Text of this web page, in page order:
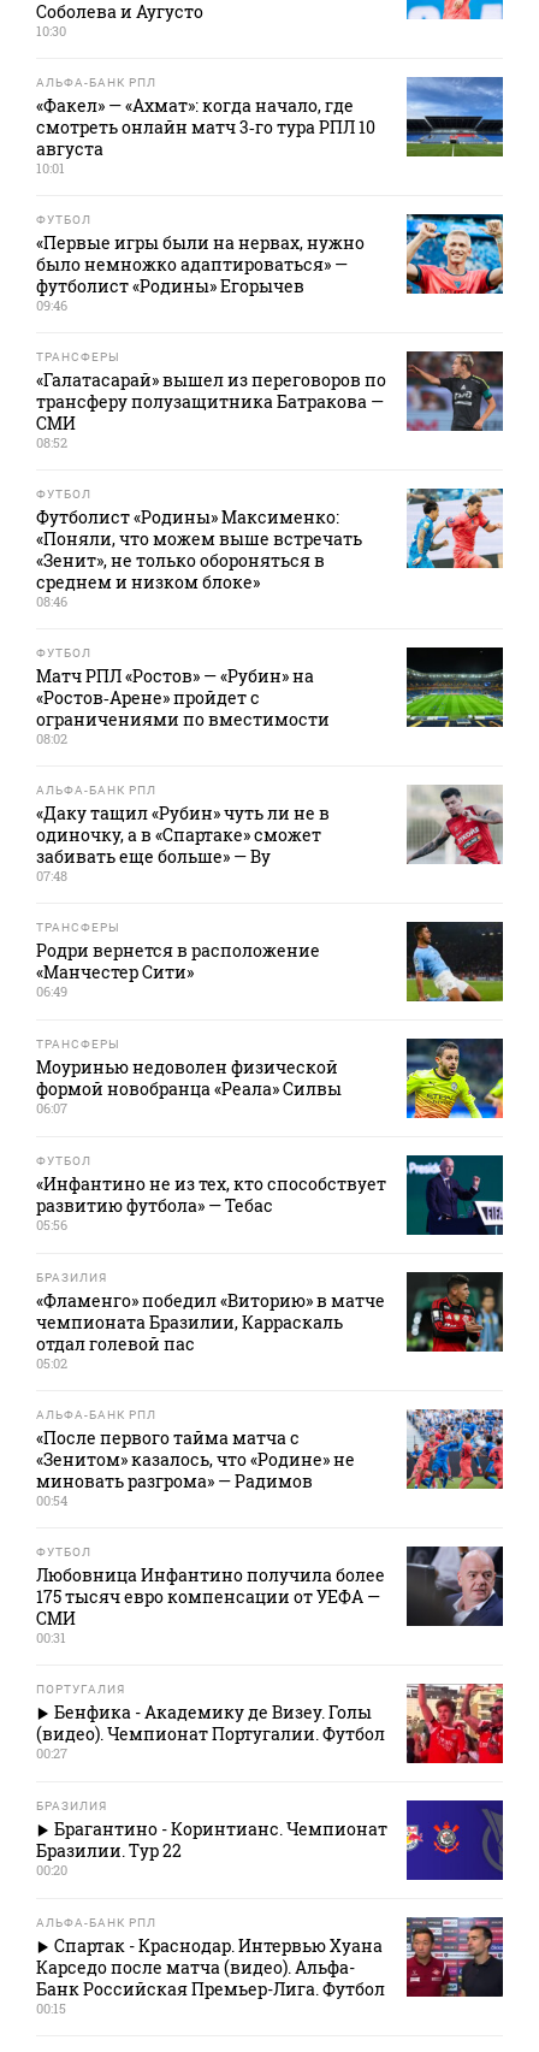
Соболева и Аугусто
10:30
АЛЬФА-БАНК РПЛ
«Факел» — «Ахмат»: когда начало, где
смотреть онлайн матч 3‑го тура РПЛ 10
августа
10:01
ФУТБОЛ
«Первые игры были на нервах, нужно
было немножко адаптироваться» —
футболист «Родины» Егорычев
09:46
ТРАНСФЕРЫ
«Галатасарай» вышел из переговоров по
трансферу полузащитника Батракова —
СМИ
08:52
ФУТБОЛ
Футболист «Родины» Максименко:
«Поняли, что можем выше встречать
«Зенит», не только обороняться в
среднем и низком блоке»
08:46
ФУТБОЛ
Матч РПЛ «Ростов» — «Рубин» на
«Ростов‑Арене» пройдет с
ограничениями по вместимости
08:02
АЛЬФА-БАНК РПЛ
«Даку тащил «Рубин» чуть ли не в
одиночку, а в «Спартаке» сможет
забивать еще больше» — Ву
07:48
ТРАНСФЕРЫ
Родри вернется в расположение
«Манчестер Сити»
06:49
ТРАНСФЕРЫ
Моуринью недоволен физической
формой новобранца «Реала» Силвы
06:07
ФУТБОЛ
«Инфантино не из тех, кто способствует
развитию футбола» — Тебас
05:56
БРАЗИЛИЯ
«Фламенго» победил «Виторию» в матче
чемпионата Бразилии, Карраскаль
отдал голевой пас
05:02
АЛЬФА-БАНК РПЛ
«После первого тайма матча с
«Зенитом» казалось, что «Родине» не
миновать разгрома» — Радимов
00:54
ФУТБОЛ
Любовница Инфантино получила более
175 тысяч евро компенсации от УЕФА —
СМИ
00:31
ПОРТУГАЛИЯ
Бенфика - Академику де Визеу. Голы
(видео). Чемпионат Португалии. Футбол
00:27
БРАЗИЛИЯ
Брагантино - Коринтианс. Чемпионат
Бразилии. Тур 22
00:20
АЛЬФА-БАНК РПЛ
Спартак - Краснодар. Интервью Хуана
Карседо после матча (видео). Альфа-
Банк Российская Премьер-Лига. Футбол
00:15